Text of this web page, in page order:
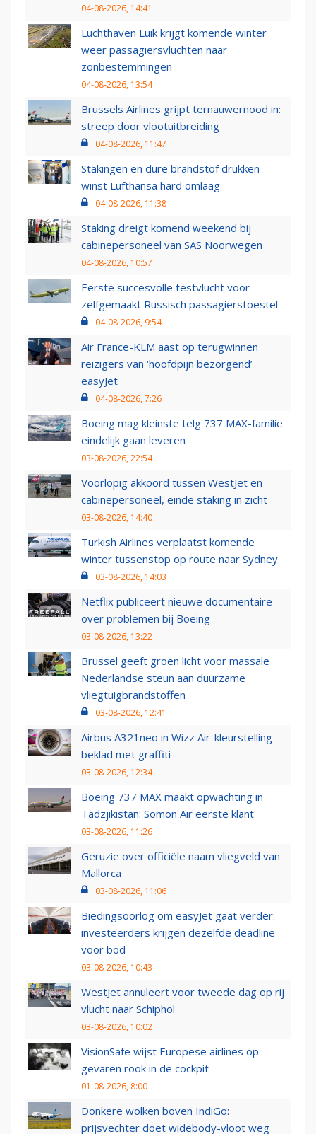
04-08-2026, 14:41
Luchthaven Luik krijgt komende winter
weer passagiersvluchten naar
zonbestemmingen
04-08-2026, 13:54
Brussels Airlines grijpt ternauwernood in:
streep door vlootuitbreiding
04-08-2026, 11:47
Stakingen en dure brandstof drukken
winst Lufthansa hard omlaag
04-08-2026, 11:38
Staking dreigt komend weekend bij
cabinepersoneel van SAS Noorwegen
04-08-2026, 10:57
Eerste succesvolle testvlucht voor
zelfgemaakt Russisch passagierstoestel
04-08-2026, 9:54
Air France-KLM aast op terugwinnen
reizigers van ‘hoofdpijn bezorgend’
easyJet
04-08-2026, 7:26
Boeing mag kleinste telg 737 MAX-familie
eindelijk gaan leveren
03-08-2026, 22:54
Voorlopig akkoord tussen WestJet en
cabinepersoneel, einde staking in zicht
03-08-2026, 14:40
Turkish Airlines verplaatst komende
winter tussenstop op route naar Sydney
03-08-2026, 14:03
Netflix publiceert nieuwe documentaire
over problemen bij Boeing
03-08-2026, 13:22
Brussel geeft groen licht voor massale
Nederlandse steun aan duurzame
vliegtuigbrandstoffen
03-08-2026, 12:41
Airbus A321neo in Wizz Air-kleurstelling
beklad met graffiti
03-08-2026, 12:34
Boeing 737 MAX maakt opwachting in
Tadzjikistan: Somon Air eerste klant
03-08-2026, 11:26
Geruzie over officiële naam vliegveld van
Mallorca
03-08-2026, 11:06
Biedingsoorlog om easyJet gaat verder:
investeerders krijgen dezelfde deadline
voor bod
03-08-2026, 10:43
WestJet annuleert voor tweede dag op rij
vlucht naar Schiphol
03-08-2026, 10:02
VisionSafe wijst Europese airlines op
gevaren rook in de cockpit
01-08-2026, 8:00
Donkere wolken boven IndiGo:
prijsvechter doet widebody-vloot weg